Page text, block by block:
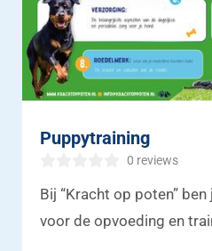
Puppytraining
0 reviews
Bij “Kracht op poten”
voor de opvoeding en